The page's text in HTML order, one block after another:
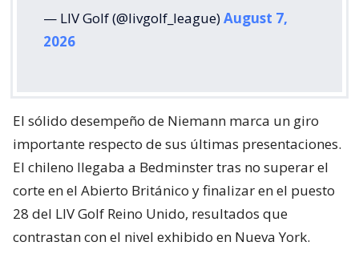
— LIV Golf (@livgolf_league)August 7,
2026
El sólido desempeño de Niemann marca un giro
importante respecto de sus últimas presentaciones.
El chileno llegaba a Bedminster tras no superar el
corte en el Abierto Británico y finalizar en el puesto
28 del LIV Golf Reino Unido, resultados que
contrastan con el nivel exhibido en Nueva York.